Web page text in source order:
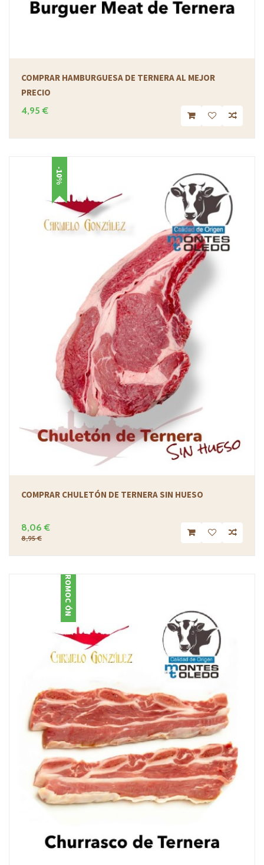
COMPRAR HAMBURGUESA DE TERNERA AL MEJOR
PRECIO
4,95 €
-10%
COMPRAR CHULETÓN DE TERNERA SIN HUESO
8,06 €
8,95 €
PROMOCIÓN